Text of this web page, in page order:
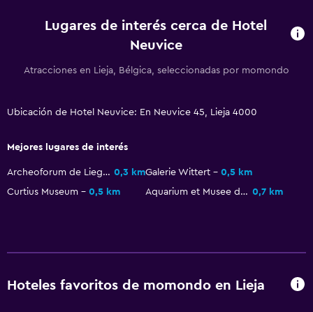
TV de pantalla plana
Canales de pago
TV
Minibar
Lugares de interés cerca de Hotel
Neuvice
Atracciones en Lieja, Bélgica, seleccionadas por momondo
Ubicación de Hotel Neuvice: En Neuvice 45, Lieja 4000
Mejores lugares de interés
Archeoforum de Liege 0,3 kmGalerie Wittert
0,5 km
Curtius Museum
0,5 km Aquarium et Musee de Zoologie 0,7 km
Hoteles favoritos de momondo en Lieja